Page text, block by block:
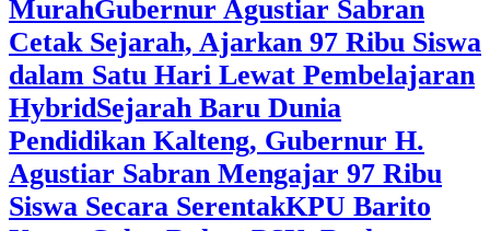
MurahGubernur Agustiar Sabran
Cetak Sejarah, Ajarkan 97 Ribu Siswa
dalam Satu Hari Lewat Pembelajaran
HybridSejarah Baru Dunia
Pendidikan Kalteng, Gubernur H.
Agustiar Sabran Mengajar 97 Ribu
Siswa Secara SerentakKPU Barito